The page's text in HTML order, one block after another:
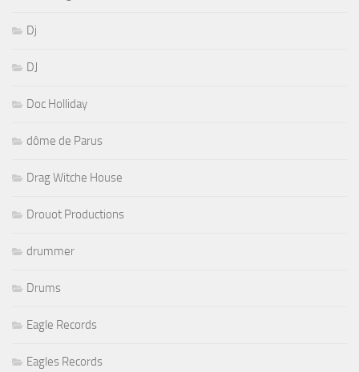
Dj
DJ
Doc Holliday
dôme de Parus
Drag Witche House
Drouot Productions
drummer
Drums
Eagle Records
Eagles Records